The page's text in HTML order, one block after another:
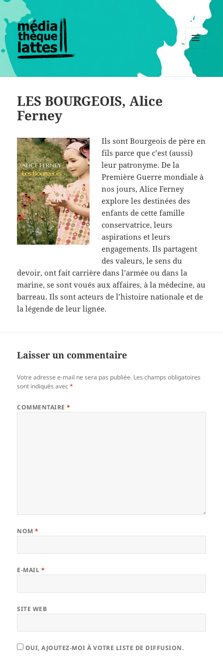
MENU
WIDGETS
LES BOURGEOIS, Alice
Ferney
Ils sont Bourgeois de père en
fils parce que c’est (aussi)
leur patronyme. De la
Première Guerre mondiale à
nos jours, Alice Ferney
explore les destinées des
enfants de cette famille
conservatrice, leurs
aspirations et leurs
engagements. Ils partagent
des valeurs, le sens du
devoir, ont fait carrière dans l’armée ou dans la
marine, se sont voués aux affaires, à la médecine, au
barreau. Ils sont acteurs de l’histoire nationale et de
la légende de leur lignée.
Laisser un commentaire
Votre adresse e-mail ne sera pas publiée. Les champs obligatoires
sont indiqués avec*
COMMENTAIRE*
NOM*
E-MAIL *
SITE WEB
OUI, AJOUTEZ-MOI À VOTRE LISTE DE DIFFUSION.